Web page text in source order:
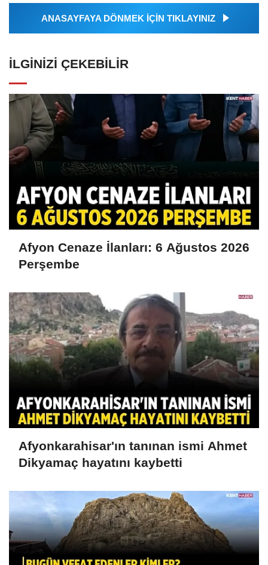
ANASAYFAYA DÖNMEK İÇİN TIKLAYINIZ
İLGINIZI ÇEKEBILIR
Afyon Cenaze İlanları: 6 Ağustos 2026
Perşembe
Afyonkarahisar'ın tanınan ismi Ahmet
Dikyamaç hayatını kaybetti